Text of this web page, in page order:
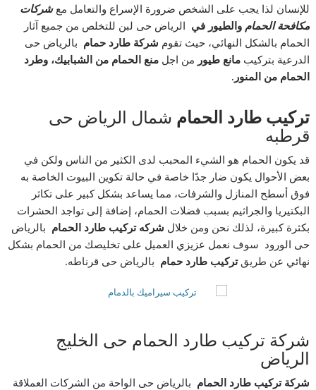
للإنسان لذا يجب على الشخص ضرورة الإسراع والتعامل معشركات
مكافحة الحمام والطيور في الرياض حى لبن للتخلص من جميع آثار
الحمام بالشكل النهائي، حيث تقوم شركة طارد حمام بالرياض حى
الدرعية بتركيبمانع طيور من اجل منع الحمام من الشبابيك، وطرد
الحمام من المنور.
تركيب طارد الحمام شمال الرياض حى
قرطبه
قد يكون الحمام هو الشيء المحبب لدى الكثير من الناس ولكن في
بعض الأحوال يكون ضار جدًا خاصة في حالة تكوين البيوت الخاصة به
فوق أسطح المنازل والشرفات، مما يساعد بشكل كبير على تكاثر
البكتيريا والجراثيم بسبب فضلات الحمام، إضافة إلى تواجد الحشرات
بكثرة كبيرة، لذلك نحن ومن خلال شركه تركيب طارد الحمام بالرياض
حى الورود سوف نعمل عزيزي العميل على تخليصك من الحمام بشكل
نهائي عن طريقتركيب طارد حمام بالرياض حى قرناطه.
شركة تركيب طارد الحمام حى الخليج
الرياض
شركة تركيب طارد الحمام بالرياض حى الواحة من الشركات العملاقة